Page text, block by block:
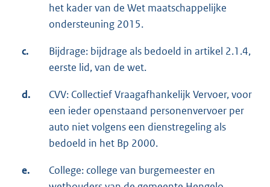
het kader van de Wet maatschappelijke
ondersteuning 2015.
c.
Bijdrage: bijdrage als bedoeld in artikel 2.1.4,
eerste lid, van de wet.
d.
CVV: Collectief Vraagafhankelijk Vervoer, voor
een ieder openstaand personenvervoer per
auto niet volgens een dienstregeling als
bedoeld in het Bp 2000.
e.
College: college van burgemeester en